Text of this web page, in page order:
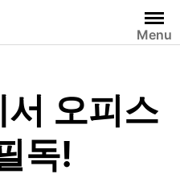
Menu
오피스
독!